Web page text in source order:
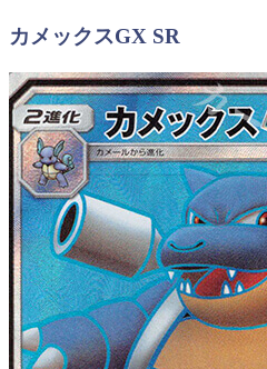
カメックスGX SR